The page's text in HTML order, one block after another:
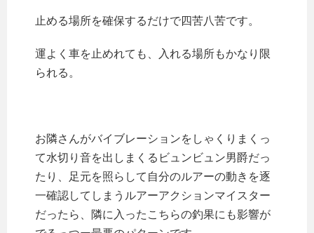
止める場所を確保するだけで四苦八苦です。
運よく車を止めれても、入れる場所もかなり限
られる。
お隣さんがバイブレーションをしゃくりまくっ
て水切り音を出しまくるビュンビュン男爵だっ
たり、足元を照らして自分のルアーの動きを逐
一確認してしまうルアーアクションマイスター
だったら、隣に入ったこちらの釣果にも影響が